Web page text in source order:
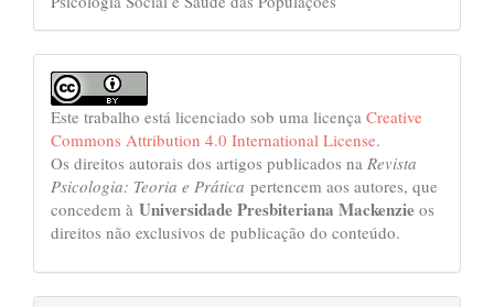
Este trabalho está licenciado sob uma licença Creative
Commons Attribution 4.0 International License.
Os direitos autorais dos artigos publicados na Revista
Psicologia: Teoria e Prática pertencem aos autores, que
concedem à Universidade Presbiteriana Mackenzie os
direitos não exclusivos de publicação do conteúdo.